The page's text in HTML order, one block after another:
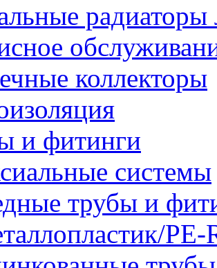
радиаторы
коллекторы
и фитинги
системы
трубы и